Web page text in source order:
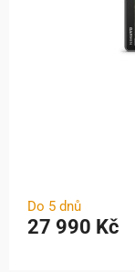
Do 5 dnů
27 990 Kč